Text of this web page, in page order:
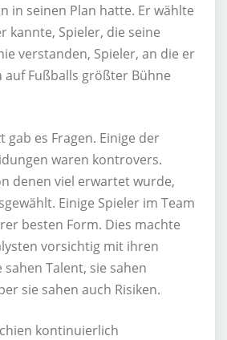
in seinen Plan hatte. Er wählte
kannte, Spieler, die seine
verstanden, Spieler, an die er
Fußballs größter Bühne
gab es Fragen. Einige der
waren kontrovers.
denen viel erwartet wurde,
Einige Spieler im Team
besten Form. Dies machte
vorsichtig mit ihren
sahen Talent, sie sahen
sie sahen auch Risiken.
kontinuierlich